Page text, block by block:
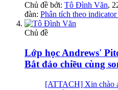
Chủ đề bởi: Tô Đình Văn,
đàn: Phân tích theo
Chủ đề
Lớp học Andrews'
Bắt đảo chiều cùng
[ATTACH] Xin chào